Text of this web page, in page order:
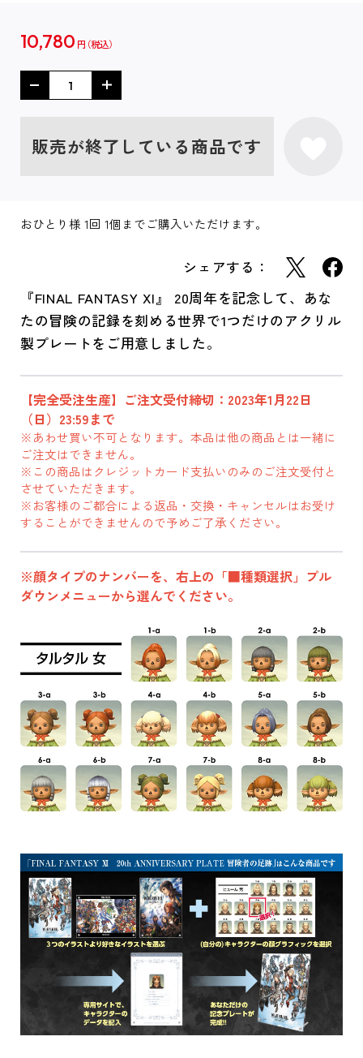
10,780 円
販売が終了している商品です
おひとり様 1回 1個までご購入いただけます。
シェアする：
『FINAL FANTASY XI』 20周年を記念して、あな
たの冒険の記録を刻める世界で1つだけのアクリル
製プレートをご用意しました。
【完全受注生産】ご注文受付締切：2023年1月22日
（日）23:59まで
※あわせ買い不可となります。本品は他の商品とは一緒に
ご注文はできません。
※この商品はクレジットカード支払いのみのご注文受付と
させていただきます。
※お客様のご都合による返品・交換・キャンセルはお受け
することができませんので予めご了承ください。
※顔タイプのナンバーを、右上の「■種類選択」プル
ダウンメニューから選んでください。